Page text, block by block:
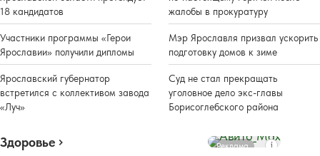
18 кандидатов
Участники программы «Герои
Ярославии» получили дипломы
Ярославский губернатор
встретился с коллективом завода
«Луч»
жалобы в прокуратуру
Мэр Ярославля призвал ускорить
подготовку домов к зиме
Суд не стал прекращать
уголовное дело экс-главы
Борисоглебского района
Здоровье Реклама